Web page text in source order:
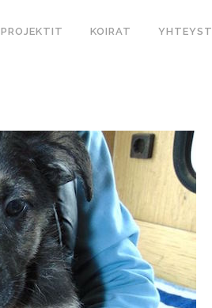
PROJEKTIT KOIRAT